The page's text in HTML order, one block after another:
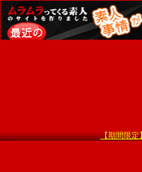
【期間限定】